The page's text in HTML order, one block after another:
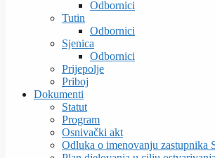
Odbornici
Tutin
Odbornici
Sjenica
Odbornici
Prijepolje
Priboj
Dokumenti
Statut
Program
Osnivački akt
Odluka o imenovanju zastupnika